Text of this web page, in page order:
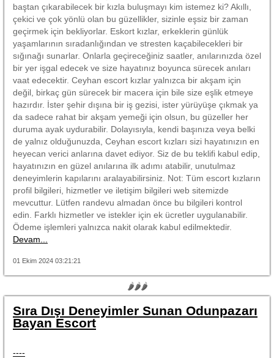
baştan çıkarabilecek bir kızla buluşmayı kim istemez ki? Akıllı,
çekici ve çok yönlü olan bu güzellikler, sizinle eşsiz bir zaman
geçirmek için bekliyorlar. Eskort kızlar, erkeklerin günlük
yaşamlarının sıradanlığından ve stresten kaçabilecekleri bir
sığınağı sunarlar. Onlarla geçireceğiniz saatler, anılarınızda özel
bir yer işgal edecek ve size hayatınız boyunca sürecek anıları
vaat edecektir. Ceyhan escort kızlar yalnızca bir akşam için
değil, birkaç gün sürecek bir macera için bile size eşlik etmeye
hazırdır. İster şehir dışına bir iş gezisi, ister yürüyüşe çıkmak ya
da sadece rahat bir akşam yemeği için olsun, bu güzeller her
duruma ayak uydurabilir. Dolayısıyla, kendi başınıza veya belki
de yalnız olduğunuzda, Ceyhan escort kızları sizi hayatınızın en
heyecan verici anlarına davet ediyor. Siz de bu teklifi kabul edip,
hayatınızın en güzel anılarına ilk adımı atabilir, unutulmaz
deneyimlerin kapılarını aralayabilirsiniz. Not: Tüm escort kızların
profil bilgileri, hizmetler ve iletişim bilgileri web sitemizde
mevcuttur. Lütfen randevu almadan önce bu bilgileri kontrol
edin. Farklı hizmetler ve istekler için ek ücretler uygulanabilir.
Ödeme işlemleri yalnızca nakit olarak kabul edilmektedir.
Devam...
01 Ekim 2024 03:21:21
🌶🌶🌶
Sıra Dışı Deneyimler Sunan Odunpazarı
Bayan Escort
----